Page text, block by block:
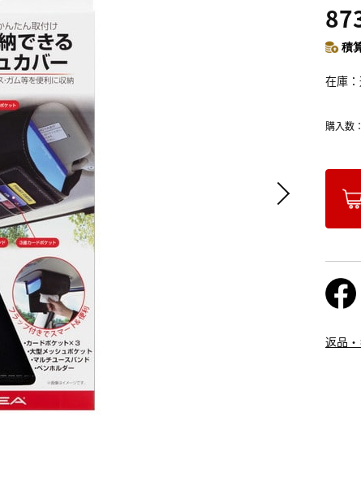
積
在庫
購入数
返品